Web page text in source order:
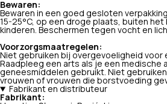
Bewaren:
Bewaren in een goed gesloten
15-25°C, op een droge plaats, buiten het
kinderen. Beschermen tegen vocht en
Voorzorgsmaatregelen:
Niet gebruiken bij overgevoeligheid voor
Raadpleeg een arts als je een medische
geneesmiddelen gebruikt. Niet
vrouwen of vrouwen die borstvoeding
Fabrikant en distributeur
Fabrikant: